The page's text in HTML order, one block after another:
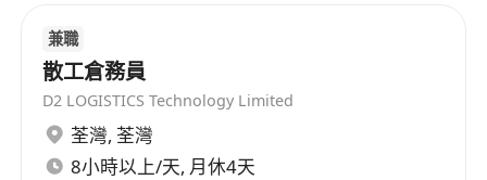
兼職
散工倉務員
D2 LOGISTICS Technology Limited
荃灣, 荃灣
8小時以上/天, 月休4天